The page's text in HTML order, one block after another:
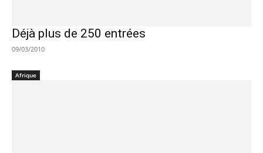
Déjà plus de 250 entrées
09/03/2010
Afrique